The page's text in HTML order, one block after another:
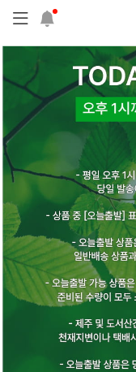
1+1 기획세트